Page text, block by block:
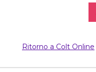
Ritorno a Colt Online